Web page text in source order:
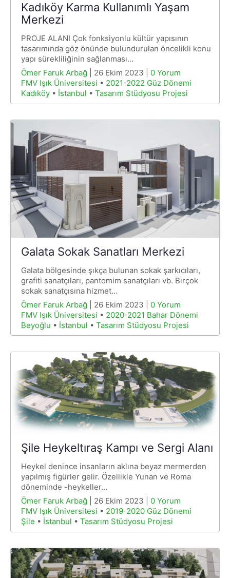
Kadıköy Karma Kullanımlı Yaşam
Merkezi
PROJE ALANI Çok fonksiyonlu kültür yapısının
tasarımında göz önünde bulundurulan öncelikli konu
yapı sürekliliğinin sağlanması…
Ömer Faruk Arbağ | 26 Ekim 2023 | 0 Yorum
FMV Işık Üniversitesi • 2021-2022 Güz Dönemi
Kadıköy • İstanbul • Tasarım Stüdyosu Projesi
Galata Sokak Sanatları Merkezi
Galata bölgesinde şıkça bulunan sokak şarkıcıları,
grafiti sanatçıları, pantomim sanatçıları vb. Birçok
sokak sanatçısına hizmet…
Ömer Faruk Arbağ | 26 Ekim 2023 | 0 Yorum
FMV Işık Üniversitesi • 2020-2021 Bahar Dönemi
Beyoğlu • İstanbul • Tasarım Stüdyosu Projesi
Şile Heykeltıraş Kampı ve Sergi Alanı
Heykel denince insanların aklına beyaz mermerden
yapılmış figürler gelir. Özellikle Yunan ve Roma
döneminde -heykeller…
Ömer Faruk Arbağ | 26 Ekim 2023 | 0 Yorum
FMV Işık Üniversitesi • 2019-2020 Güz Dönemi
Şile • İstanbul • Tasarım Stüdyosu Projesi